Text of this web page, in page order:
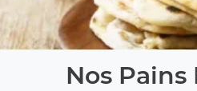
Nos Pains